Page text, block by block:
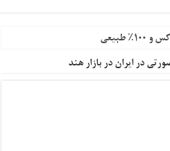
طبیعی
و زیبایی
در ایران در بازار هند